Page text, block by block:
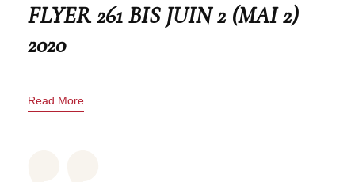
FLYER 261 BIS JUIN 2 (MAI 2)
2020
Read More